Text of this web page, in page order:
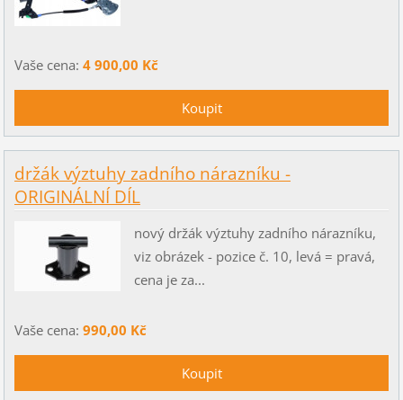
Vaše cena: 4 900,00 Kč
držák výztuhy zadního nárazníku -
ORIGINÁLNÍ DÍL
nový držák výztuhy zadního nárazníku,
viz obrázek - pozice č. 10, levá = pravá,
cena je za...
Vaše cena: 990,00 Kč